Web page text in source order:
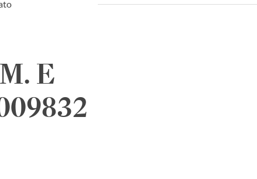
E